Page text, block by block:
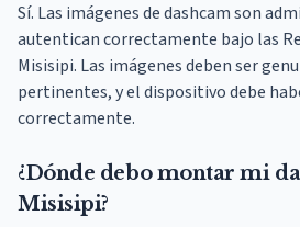
Sí. Las imágenes de dashcam son
autentican correctamente bajo las
Misisipi. Las imágenes deben ser
pertinentes, y el dispositivo debe
correctamente.
¿Dónde debo montar mi
Misisipi?